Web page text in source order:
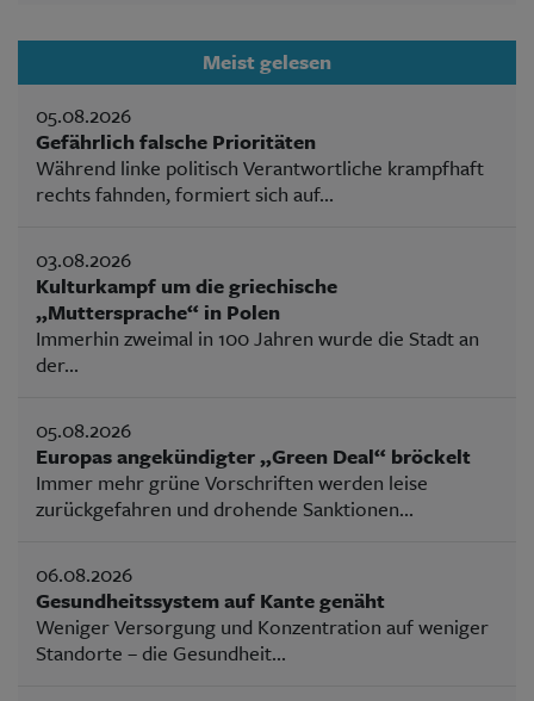
Meist gelesen
05.08.2026
Gefährlich falsche Prioritäten
Während linke politisch Verantwortliche krampfhaft
rechts fahnden, formiert sich auf...
03.08.2026
Kulturkampf um die griechische
„Muttersprache“ in Polen
Immerhin zweimal in 100 Jahren wurde die Stadt an
der...
05.08.2026
Europas angekündigter „Green Deal“ bröckelt
Immer mehr grüne Vorschriften werden leise
zurückgefahren und drohende Sanktionen...
06.08.2026
Gesundheitssystem auf Kante genäht
Weniger Versorgung und Konzentration auf weniger
Standorte – die Gesundheit...